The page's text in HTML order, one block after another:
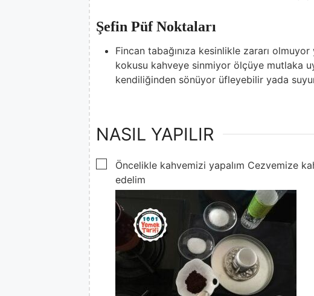
Şefin Püf Noktaları
Fincan tabağınıza kesinlikle zararı
kokusu kahveye sinmiyor ölçüye mutlaka
kendiliğinden sönüyor üfleyebilir yada
NASIL YAPILIR
▢
Öncelikle kahvemizi yapalım Cezvemize
edelim